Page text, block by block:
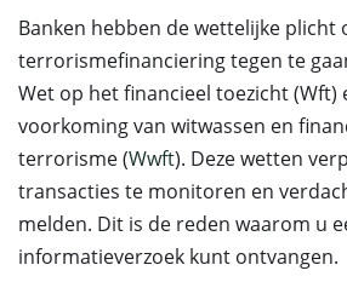
Banken hebben de wettelijke plicht
terrorismefinanciering tegen te
Wet op het financieel toezicht (Wft)
voorkoming van witwassen en
terrorisme (Wwft). Deze wetten
transacties te monitoren en
melden. Dit is de reden waarom u
informatieverzoek kunt ontvangen.